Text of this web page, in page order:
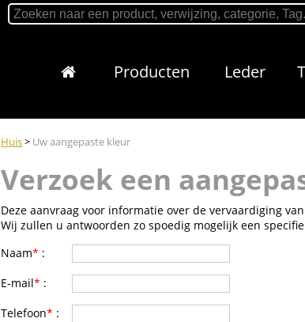
Producten Leder
Huis> Uw aangepaste kleur
Verzoek een
Deze aanvraag voor informatie over de vervaardiging
Wij zullen u antwoorden zo spoedig mogelijk een
Naam* :
E-mail* :
Telefoon* :